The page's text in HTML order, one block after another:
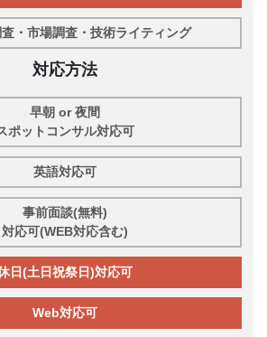
・市場調査・技術ライティング
対応方法
早朝 or 夜間
ポットコンサル対応可
英語対応可
事前面談(無料)
対応可(WEB対応含む)
日(土日祝祭日)対応可
Web対応可